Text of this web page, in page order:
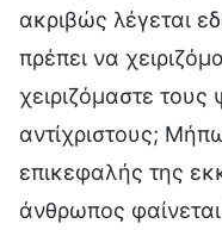
ακριβώς λέγεται
πρέπει να
χειριζόμαστε
αντίχριστους;
επικεφαλής της
άνθρωπος